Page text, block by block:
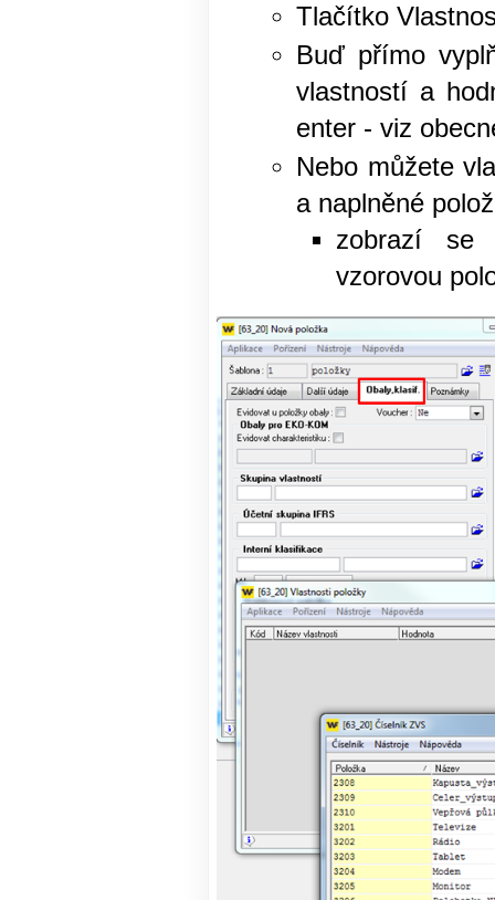
Tlačítko
Buď přímo
vlastností a
enter - viz
Nebo můžete
a naplněné
zobrazí se
vzorovou